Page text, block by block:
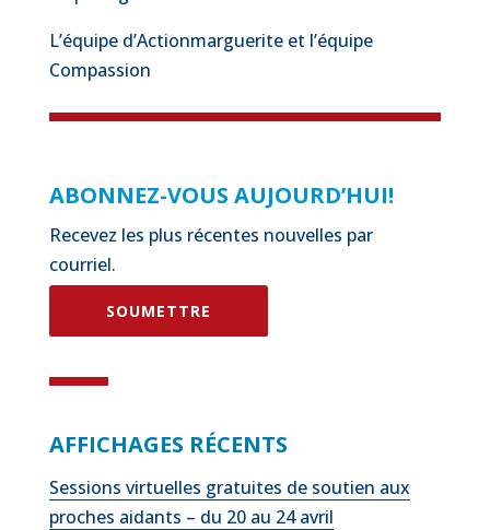
L’équipe d’Actionmarguerite et l’équipe
Compassion
ABONNEZ-VOUS AUJOURD’HUI!
Recevez les plus récentes nouvelles par
courriel.
SOUMETTRE
AFFICHAGES RÉCENTS
Sessions virtuelles gratuites de soutien aux
proches aidants – du 20 au 24 avril